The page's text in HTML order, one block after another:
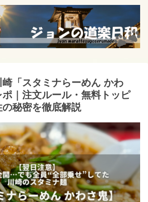
崎「スタミナらーめん かわ
｜注文ルール・無料トッピ
秘密を徹底解説